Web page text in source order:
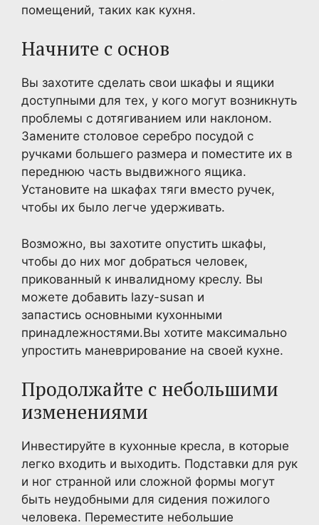
помещений, таких как кухня.
Начните с основ
Вы захотите сделать свои шкафы и ящики
доступными для тех, у кого могут возникнуть
проблемы с дотягиванием или наклоном.
Замените столовое серебро посудой с
ручками большего размера и поместите их в
переднюю часть выдвижного ящика.
Установите на шкафах тяги вместо ручек,
чтобы их было легче удерживать.
Возможно, вы захотите опустить шкафы,
чтобы до них мог добраться человек,
прикованный к инвалидному креслу. Вы
можете добавить lazy-susan и
запастись основными кухонными
принадлежностями.Вы хотите максимально
упростить маневрирование на своей кухне.
Продолжайте с небольшими
изменениями
Инвестируйте в кухонные кресла, в которые
легко входить и выходить. Подставки для рук
и ног странной или сложной формы могут
быть неудобными для сидения пожилого
человека. Переместите небольшие